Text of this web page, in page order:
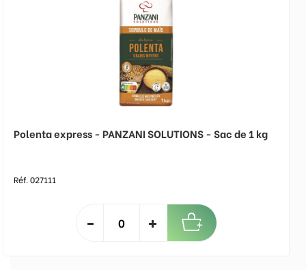
Polenta express - PANZANI SOLUTIONS - Sac de 1 kg
Réf. 027111